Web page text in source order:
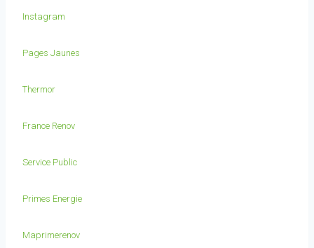
Instagram
Pages Jaunes
Thermor
France Renov
Service Public
Primes Energie
Maprimerenov